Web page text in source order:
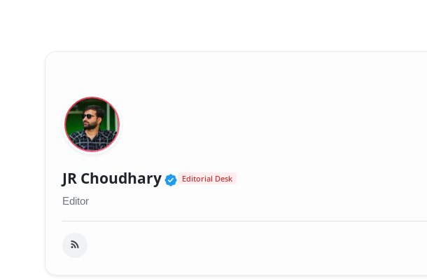
JR Choudhary Verified Public Figure • 30 Mar, 2026
Editorial Desk
Editor